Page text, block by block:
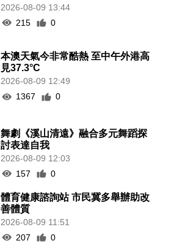
2026-08-09 13:44
215
0
本澳天氣今非常酷熱 至中午外港高
見37.3°C
2026-08-09 12:49
1367
0
舞劇《溪山清遠》融合多元舞蹈探
討表達自我
2026-08-09 12:03
157
0
體育健康諮詢站 市民冀多舉辦助改
善體質
2026-08-09 11:51
207
0